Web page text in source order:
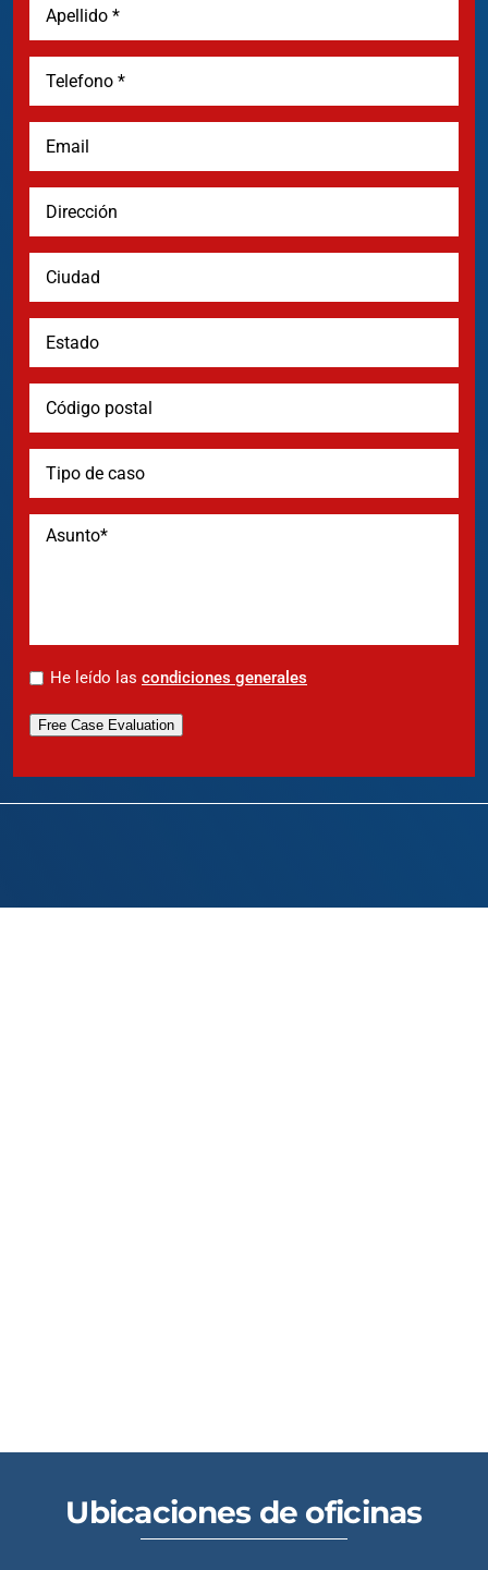
* He leído las condiciones generales
Free Case Evaluation
Ubicaciones de oficinas